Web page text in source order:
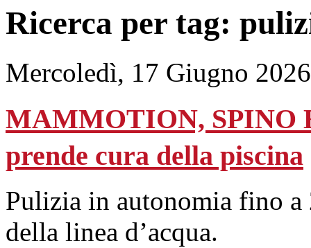
Ricerca per tag:
Mercoledì, 17 Giugno
MAMMOTION, SPINO
prende cura della piscina
Pulizia in autonomia fino a
della linea d’acqua.